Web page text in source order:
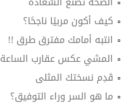
كيف أكون مربيًا ناجحًا؟
انتبه أمامك مفترق طرق !!
المشي عكس عقارب الساعة
قَدِم نسختكَ المثلى
ما هو السر وراء التوفيق؟